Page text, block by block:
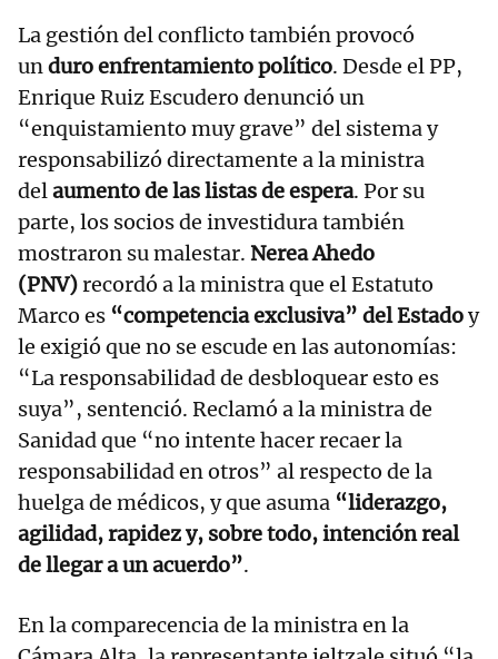
La gestión del conflicto también provocó
unduro enfrentamiento político. Desde el PP,
Enrique Ruiz Escudero denunció un
“enquistamiento muy grave” del sistema y
responsabilizó directamente a la ministra
delaumento de las listas de espera. Por su
parte, los socios de investidura también
mostraron su malestar. Nerea Ahedo
(PNV)recordó a la ministra que el Estatuto
Marco es “competencia exclusiva” del Estadoy
le exigió que no se escude en las autonomías:
“La responsabilidad de desbloquear esto es
suya”, sentenció. Reclamó a la ministra de
Sanidad que “no intente hacer recaer la
responsabilidad en otros” al respecto de la
huelga de médicos, y que asuma “liderazgo,
agilidad, rapidez y, sobre todo, intención real
de llegar a un acuerdo”.
En la comparecencia de la ministra en la